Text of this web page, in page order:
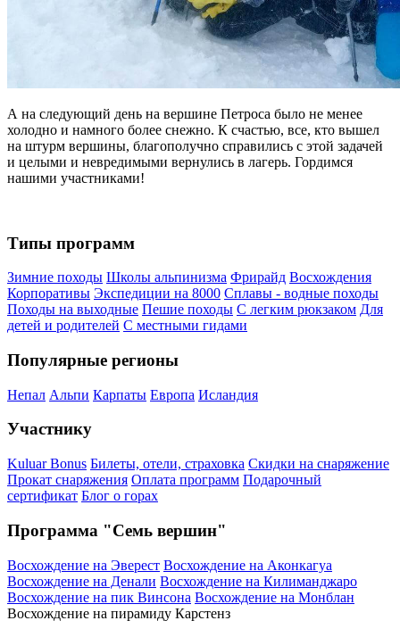
А на следующий день на вершине Петроса было не менее
холодно и намного более снежно. К счастью, все, кто вышел
на штурм вершины, благополучно справились с этой задачей
и целыми и невредимыми вернулись в лагерь. Гордимся
нашими участниками!
Типы программ
Зимние походы Школы альпинизма Фрирайд Восхождения
Корпоративы Экспедиции на 8000 Сплавы - водные походы
Походы на выходные Пешие походы С легким рюкзаком Для
детей и родителей С местными гидами
Популярные регионы
Непал Альпи Карпаты Европа Исландия
Участнику
Kuluar Bonus Билеты, отели, страховка Скидки на снаряжение
Прокат снаряжения Оплата программ Подарочный
сертификат Блог о горах
Программа "Семь вершин"
Восхождение на Эверест Восхождение на Аконкагуа
Восхождение на Денали Восхождение на Килиманджаро
Восхождение на пик Винсона Восхождение на Монблан
Восхождение на пирамиду Карстенз